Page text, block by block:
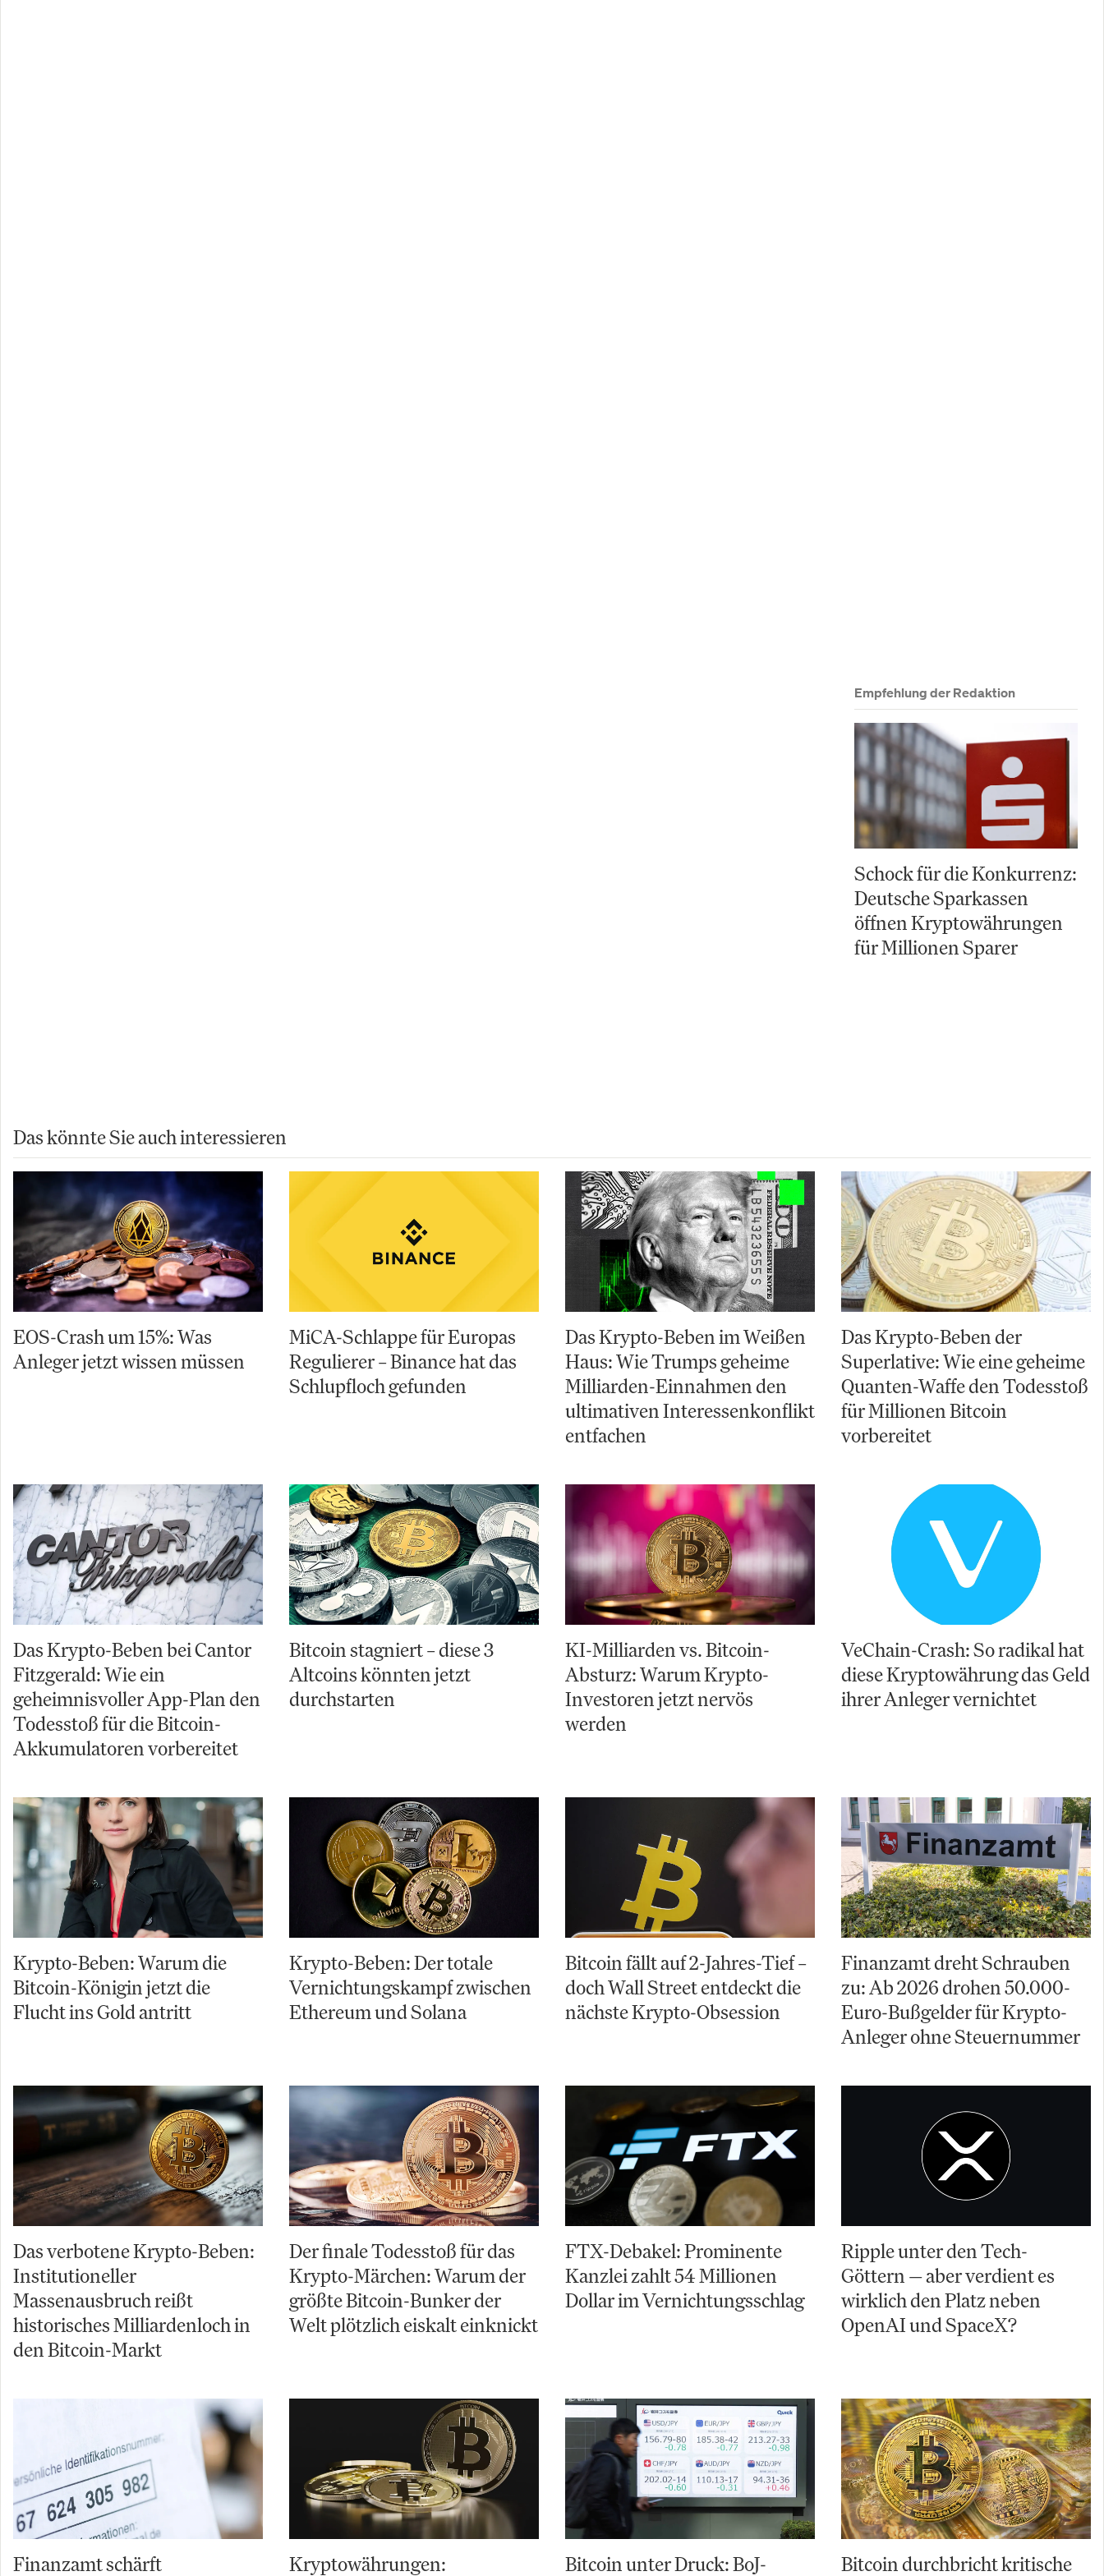
Empfehlung der Redaktion
Schock für die Konkurrenz:
Deutsche Sparkassen
öffnen Kryptowährungen
für Millionen Sparer
Das könnte Sie auch interessieren
EOS-Crash um 15%: Was
Anleger jetzt wissen müssen
MiCA-Schlappe für Europas
Regulierer – Binance hat das
Schlupfloch gefunden
Das Krypto-Beben im Weißen
Haus: Wie Trumps geheime
Milliarden-Einnahmen den
ultimativen Interessenkonflikt
entfachen
Das Krypto-Beben der
Superlative: Wie eine geheime
Quanten-Waffe den Todesstoß
für Millionen Bitcoin
vorbereitet
Das Krypto-Beben bei Cantor
Fitzgerald: Wie ein
geheimnisvoller App-Plan den
Todesstoß für die Bitcoin-
Akkumulatoren vorbereitet
Bitcoin stagniert – diese 3
Altcoins könnten jetzt
durchstarten
KI-Milliarden vs. Bitcoin-
Absturz: Warum Krypto-
Investoren jetzt nervös
werden
VeChain-Crash: So radikal hat
diese Kryptowährung das Geld
ihrer Anleger vernichtet
Krypto-Beben: Warum die
Bitcoin-Königin jetzt die
Flucht ins Gold antritt
Krypto-Beben: Der totale
Vernichtungskampf zwischen
Ethereum und Solana
Bitcoin fällt auf 2-Jahres-Tief –
doch Wall Street entdeckt die
nächste Krypto-Obsession
Finanzamt dreht Schrauben
zu: Ab 2026 drohen 50.000-
Euro-Bußgelder für Krypto-
Anleger ohne Steuernummer
Das verbotene Krypto-Beben:
Institutioneller
Massenausbruch reißt
historisches Milliardenloch in
den Bitcoin-Markt
Der finale Todesstoß für das
Krypto-Märchen: Warum der
größte Bitcoin-Bunker der
Welt plötzlich eiskalt einknickt
FTX-Debakel: Prominente
Kanzlei zahlt 54 Millionen
Dollar im Vernichtungsschlag
Ripple unter den Tech-
Göttern — aber verdient es
wirklich den Platz neben
OpenAI und SpaceX?
Finanzamt schärft
Kryptowährungen:
Bitcoin unter Druck: BoJ-
Bitcoin durchbricht kritische